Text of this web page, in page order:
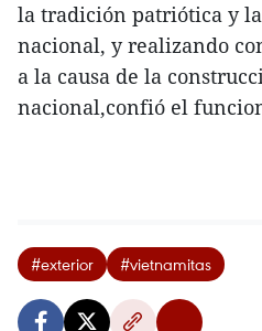
la tradición patriótica y
nacional, y realizando
a la causa de la
nacional,confió el
#exterior #vietnamitas